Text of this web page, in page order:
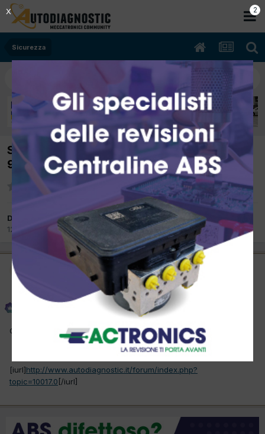
Sicurezza
SPOSTATO: [mito 01/2009 1368cc
955A1000 058Kw Benzina] errore P0011
Da Phoenix
12 Settembre 2012in Sicurezza
12 Settembre 2012
Questo topic è stato spostato inDiagnosi elettronica.
[iurl]http://www.autodiagnostic.it/forum/index.php?
topic=10017.0 [/iurl]
2
X